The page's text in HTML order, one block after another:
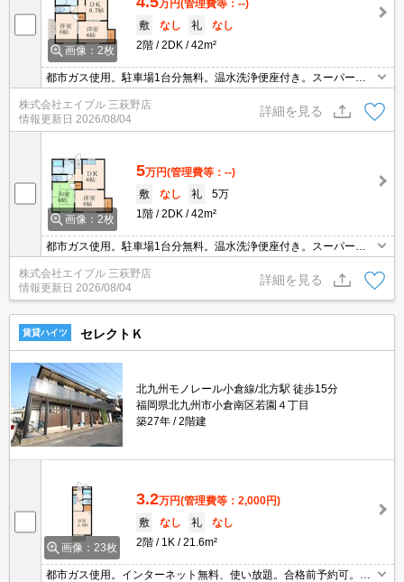
画像：2枚
万円(管理費等：--)
敷
なし 礼
なし
2階
2DK 42m²
都市ガス使用。駐車場1台分無料。温水洗浄便座付き。スーパーが
近く(120m)買物便利。
株式会社エイブル 三萩野店
情報更新日 2026/08/04
詳細を見る
画像：2枚
5万円(管理費等：--)
敷
なし 礼
5万
1階
2DK 42m²
都市ガス使用。駐車場1台分無料。温水洗浄便座付き。スーパーが
近く(120m)買物便利。駐車場は軽自動車のみ。
株式会社エイブル 三萩野店
情報更新日 2026/08/04
詳細を見る
賃貸ハイツ セレクトＫ
北九州モノレール小倉線/北方駅 徒歩15分
福岡県北九州市小倉南区若園４丁目
築27年
2階建
画像：23枚
3.2万円(管理費等：2,000円)
敷
なし 礼
なし
2階
1K 21.6m²
都市ガス使用。インターネット無料、使い放題。合格前予約可。引